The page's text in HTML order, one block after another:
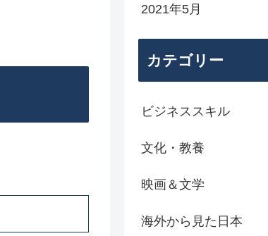
2021年5月
カテゴリー
ビジネススキル
文化・教養
映画＆文学
海外から見た日本